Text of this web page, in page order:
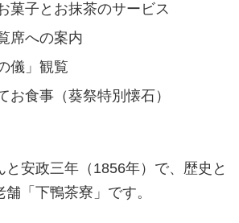
菓子とお抹茶のサービス
席への案内
儀」観覧
お食事（葵祭特別懐石）
と安政三年（1856年）で、歴史と
「下鴨茶寮」です。